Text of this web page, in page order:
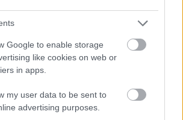
Google to enable storage
like cookies on web or
in apps.
my user data to be sent to
advertising purposes.
a szerelmi
célba: erre számíthatsz